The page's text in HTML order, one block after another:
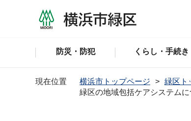
防災・防犯 くらし・手続き
現在位置 横浜市トップページ 緑区ト
緑区の地域包括ケアシステムに